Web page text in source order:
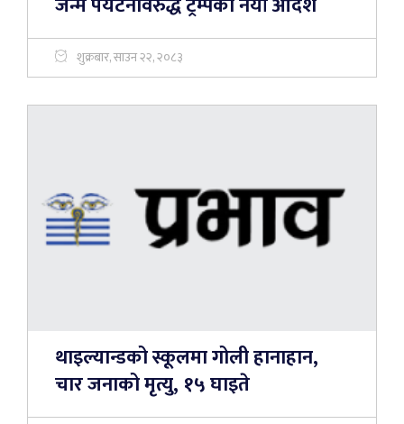
शुक्रबार, साउन २२, २०८३
थाइल्यान्डको स्कूलमा गोली हानाहान,
चार जनाको मृत्यु, १५ घाइते